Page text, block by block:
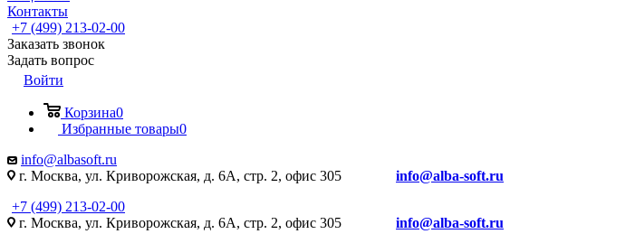
Контакты
+7 (499) 213-02-00
Заказать звонок
Задать вопрос
Войти
Корзина0
Избранные товары0
info@albasoft.ru
г. Москва, ул. Криворожская, д. 6А, стр. 2, офис 305 info@alba-soft.ru
+7 (499) 213-02-00
г. Москва, ул. Криворожская, д. 6А, стр. 2, офис 305 info@alba-soft.ru